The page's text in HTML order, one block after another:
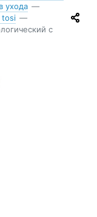
ухода —
tosi —
с